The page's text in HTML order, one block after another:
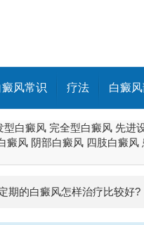
癜风常识 疗法 白癜
型白癜风 完全型白癜风 先进
癜风 阴部白癜风 四肢白癜风
期的白癜风怎样治疗比较好?